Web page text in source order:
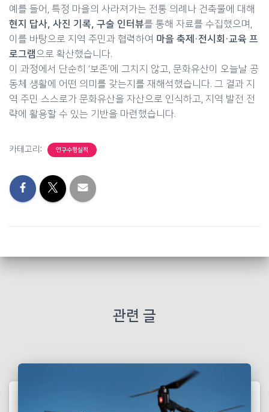
예를 들어, 특정 마을의 사라져가는 전통 의례나 건축물에 대해
현지 답사, 사진 기록, 구술 인터뷰를 통해 자료를 수집했으며,
이를 바탕으로 지역 주민과 협력하여 마을 축제·전시회·교육 프
로그램으로 확산했습니다.
이 과정에서 단순히 ‘보존’에 그치지 않고, 문화유산이 오늘날 공
동체 생활에 어떤 의미를 갖는지를 재해석했습니다. 그 결과 지
역 주민 스스로가 문화유산을 자산으로 인식하고, 지역 발전 전
략에 활용할 수 있는 기반을 마련했습니다.
카테고리: 연구수행실적
관련 글